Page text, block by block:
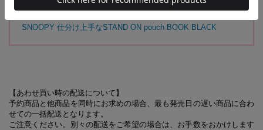
【同時発売のアイテムはこちらから】
SNOOPY 仕分け上手なSTAND ON pouch BOOK BLACK
【あわせ買い時の配送について】
予約商品と他商品を同時にお求めの場合、最も発売日の遅い商品に合わ
せての一括配送となります。
ご注意ください。別々の配送をご希望の場合は、お手数をおかけします